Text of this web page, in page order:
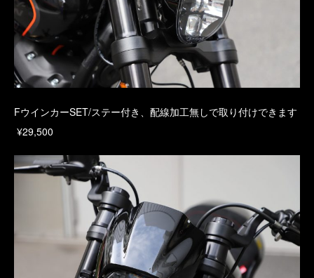
FウインカーSET/ステー付き、配線加工無しで取り付けできます
¥29,500